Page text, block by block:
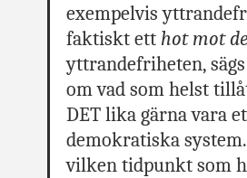
exempelvis
faktiskt ett hot mot
yttrandefriheten,
om vad som helst
DET lika gärna vara
demokratiska
vilken tidpunkt som